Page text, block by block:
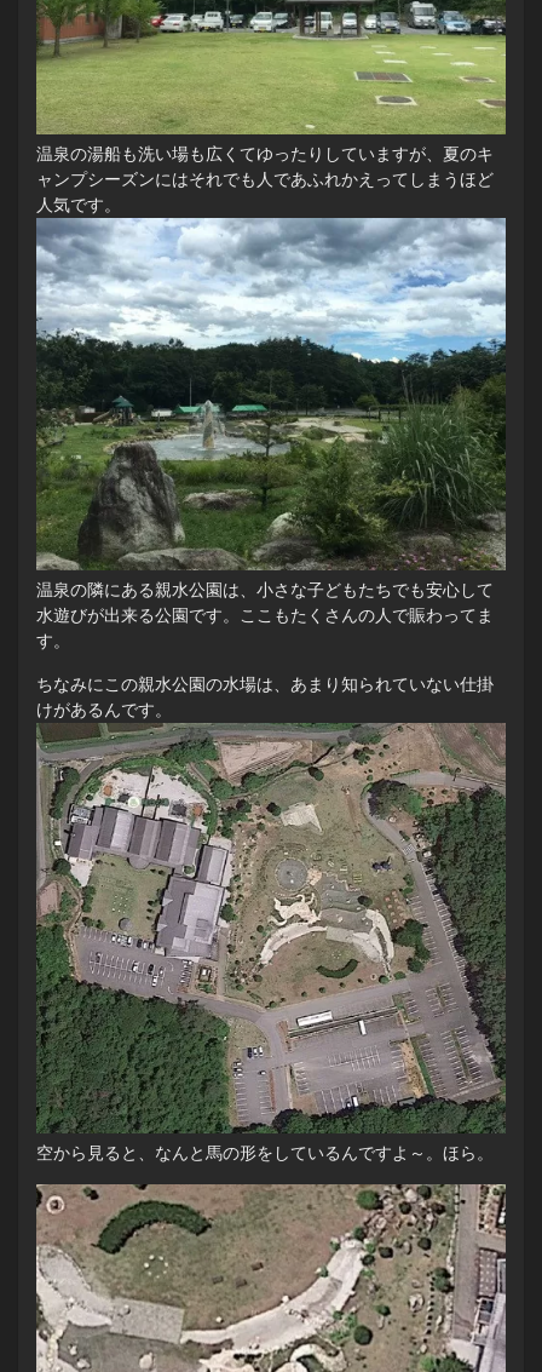
温泉の湯船も洗い場も広くてゆったりしていますが、夏のキ
ャンプシーズンにはそれでも人であふれかえってしまうほど
人気です。
温泉の隣にある親水公園は、小さな子どもたちでも安心して
水遊びが出来る公園です。ここもたくさんの人で賑わってま
す。
ちなみにこの親水公園の水場は、あまり知られていない仕掛
けがあるんです。
空から見ると、なんと馬の形をしているんですよ～。ほら。